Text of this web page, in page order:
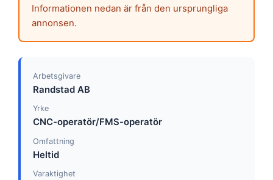
Informationen nedan är från den ursprungliga
annonsen.
Arbetsgivare
Randstad AB
Yrke
CNC-operatör/FMS-operatör
Omfattning
Heltid
Varaktighet